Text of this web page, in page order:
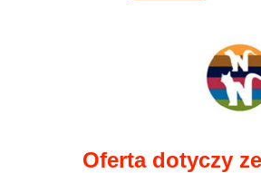
Oferta dotyczy